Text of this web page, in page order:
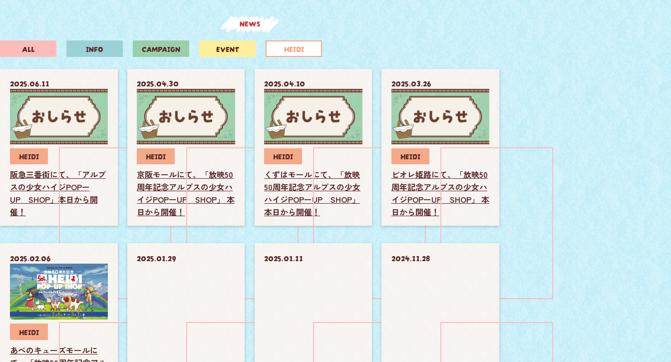
NEWS
ALL INFO CAMPAIGN EVENT HEIDI
2025.06.11
HEIDI
阪急三番街にて、「アルプ
スの少女ハイジPOPー
UP SHOP」本日から開
催！
2025.04.30
HEIDI
京阪モールにて、「放映50
周年記念アルプスの少女ハ
イジPOPーUP SHOP」 本
日から開催！
2025.04.10
HEIDI
くずはモールにて、「放映
50周年記念アルプスの少女
ハイジPOPーUP SHOP」
本日から開催！
2025.03.26
HEIDI
ピオレ姫路にて、「放映50
周年記念アルプスの少女ハ
イジPOPーUP SHOP」 本
日から開催！
2025.02.06
HEIDI
あべのキューズモールに
2025.01.29 2025.01.11 2024.11.28